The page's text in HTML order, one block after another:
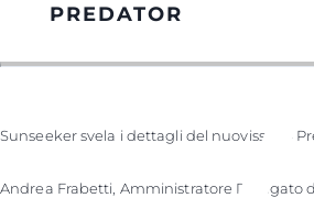
VALUTA LA TUA
PREDATOR
Sunseeker svela i dettagli del nuovissimo
Andrea Frabetti, Amministratore Delegato